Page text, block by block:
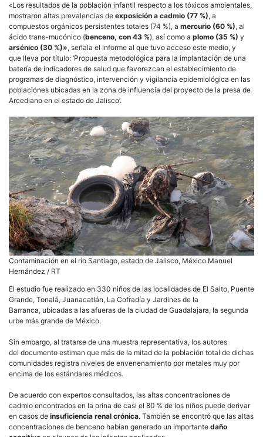
«Los resultados de la población infantil respecto a los tóxicos ambientales,
mostraron altas prevalencias de exposición a cadmio (77 %), a
compuestos orgánicos persistentes totales (74 %), a mercurio (60 %), al
ácido trans-mucónico (benceno, con 43 %), así como a plomo (35 %) y
arsénico (30 %)», señala el informe al que tuvo acceso este medio, y
que lleva por título: ‘Propuesta metodológica para la implantación de una
batería de indicadores de salud que favorezcan el establecimiento de
programas de diagnóstico, intervención y vigilancia epidemiológica en las
poblaciones ubicadas en la zona de influencia del proyecto de la presa de
Arcediano en el estado de Jalisco’.
Contaminación en el río Santiago, estado de Jalisco, México.Manuel
Hernández / RT
El estudio fue realizado en 330 niños de las localidades de El Salto, Puente
Grande, Tonalá, Juanacatlán, La Cofradía y Jardines de la
Barranca, ubicadas a las afueras de la ciudad de Guadalajara, la segunda
urbe más grande de México.
Sin embargo, al tratarse de una muestra representativa, los autores
del documento estiman que más de la mitad de la población total de dichas
comunidades registra niveles de envenenamiento por metales muy por
encima de los estándares médicos.
De acuerdo con expertos consultados, las altas concentraciones de
cadmio encontrados en la orina de casi el 80 % de los niños puede derivar
en casos de insuficiencia renal crónica. También se encontró que las altas
concentraciones de benceno habían generado un importante daño